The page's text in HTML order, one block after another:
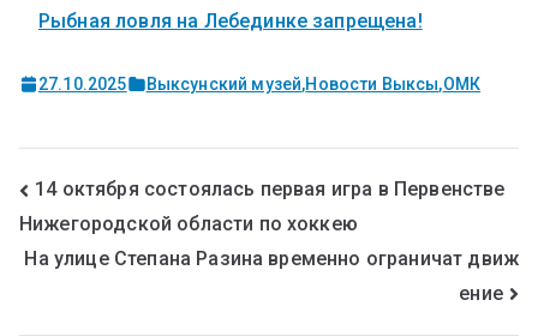
Рыбная ловля на Лебединке запрещена!
27.10.2025 Выксунский музей,Новости Выксы,ОМК
14 октября состоялась первая игра в Первенстве
Нижегородской области по хоккею
На улице Степана Разина временно ограничат движ
ение